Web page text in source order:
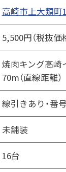
高崎市上大類町
5,500円（税抜価
焼肉キング高崎
70m（直線距離）
線引きあり・番
未舗装
16台
の各種ボタ